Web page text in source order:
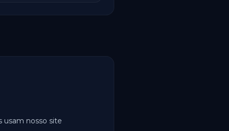
usam nosso site